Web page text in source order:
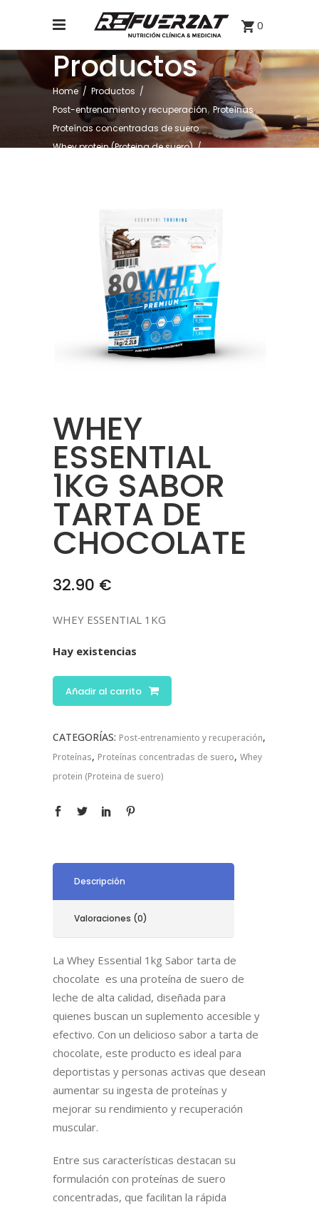
0
Productos
Home / Productos /
Post-entrenamiento y recuperación, Proteínas,
Proteínas concentradas de suero,
Whey protein (Proteina de suero)/
WHEY
ESSENTIAL
1KG SABOR
TARTA DE
CHOCOLATE
32.90 €
WHEY ESSENTIAL 1KG
Hay existencias
Añadir al carrito
CATEGORÍAS: Post-entrenamiento y recuperación,
Proteínas, Proteínas concentradas de suero, Whey
protein (Proteina de suero)
Descripción
Valoraciones (0)
La Whey Essential 1kg Sabor tarta de
chocolate es una proteína de suero de
leche de alta calidad, diseñada para
quienes buscan un suplemento accesible y
efectivo. Con un delicioso sabor a tarta de
chocolate, este producto es ideal para
deportistas y personas activas que desean
aumentar su ingesta de proteínas y
mejorar su rendimiento y recuperación
muscular.
Entre sus características destacan su
formulación con proteínas de suero
concentradas, que facilitan la rápida